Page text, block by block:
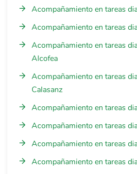
Acompañamiento en tareas
Acompañamiento en tareas
Acompañamiento en tareas
Alcofea
Acompañamiento en tareas
Calasanz
Acompañamiento en tareas
Acompañamiento en tareas
Acompañamiento en tareas
Acompañamiento en tareas